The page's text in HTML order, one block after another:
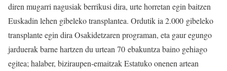
diren mugarri nagusiak berrikusi dira, urte horretan egin baitzen
Euskadin lehen gibeleko transplantea. Ordutik ia 2.000 gibeleko
transplante egin dira Osakidetzaren programan, eta gaur egungo
jarduerak barne hartzen du urtean 70 ebakuntza baino gehiago
egitea; halaber, biziraupen-emaitzak Estatuko onenen artean